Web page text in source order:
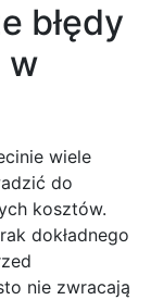
błędy
w
wiele
do
kosztów.
dokładnego
nie zwracają